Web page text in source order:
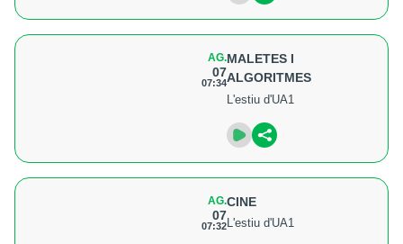
AG.
07
07:34
MALETES I
ALGORITMES
L'estiu d'UA1
AG.
07
07:32
CINE
L'estiu d'UA1